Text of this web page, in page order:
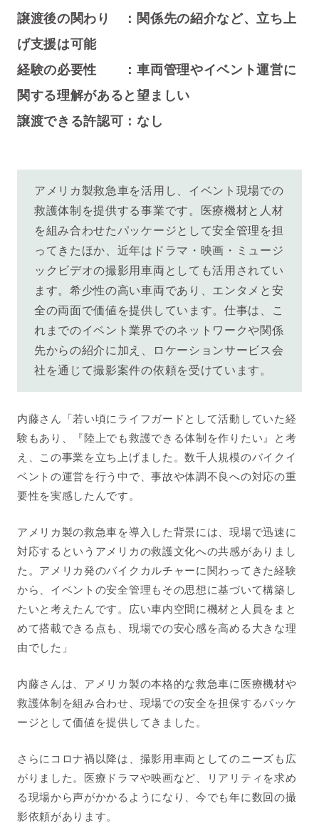
譲渡後の関わり ：関係先の紹介など、立ち上
げ支援は可能
経験の必要性 ：車両管理やイベント運営に
関する理解があると望ましい
譲渡できる許認可：なし
アメリカ製救急車を活用し、イベント現場での
救護体制を提供する事業です。医療機材と人材
を組み合わせたパッケージとして安全管理を担
ってきたほか、近年はドラマ・映画・ミュージ
ックビデオの撮影用車両としても活用されてい
ます。希少性の高い車両であり、エンタメと安
全の両面で価値を提供しています。仕事は、こ
れまでのイベント業界でのネットワークや関係
先からの紹介に加え、ロケーションサービス会
社を通じて撮影案件の依頼を受けています。
内藤さん「若い頃にライフガードとして活動していた経
験もあり、『陸上でも救護できる体制を作りたい』と考
え、この事業を立ち上げました。数千人規模のバイクイ
ベントの運営を行う中で、事故や体調不良への対応の重
要性を実感したんです。
アメリカ製の救急車を導入した背景には、現場で迅速に
対応するというアメリカの救護文化への共感がありまし
た。アメリカ発のバイクカルチャーに関わってきた経験
から、イベントの安全管理もその思想に基づいて構築し
たいと考えたんです。広い車内空間に機材と人員をまと
めて搭載できる点も、現場での安心感を高める大きな理
由でした」
内藤さんは、アメリカ製の本格的な救急車に医療機材や
救護体制を組み合わせ、現場での安全を担保するパッケ
ージとして価値を提供してきました。
さらにコロナ禍以降は、撮影用車両としてのニーズも広
がりました。医療ドラマや映画など、リアリティを求め
る現場から声がかかるようになり、今でも年に数回の撮
影依頼があります。